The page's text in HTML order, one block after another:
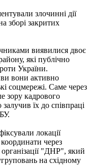
злочинні дії
зборі закритих
виявилися двоє
які публічно
України.
вони активно
соцмережі. Саме через
зору кадрового
їх до співпраці
локації
координати через
"ДНР", який
на східному